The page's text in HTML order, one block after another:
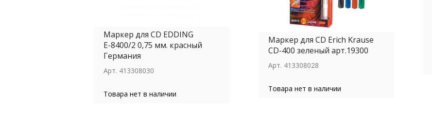
Маркер для СD EDDING
Е-8400/2 0,75 мм. красный
Германия
Арт. 413308030
Товара нет в наличии
Маркер для СD Erich Krause
CD-400 зеленый арт.19300
Арт. 413308028
Товара нет в наличии